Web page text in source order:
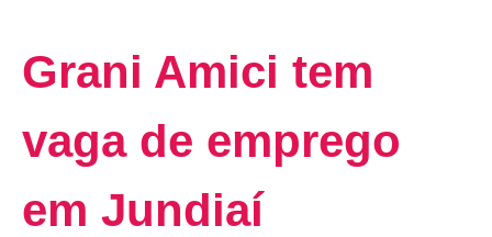
Grani Amici tem
vaga de emprego
em Jundiaí